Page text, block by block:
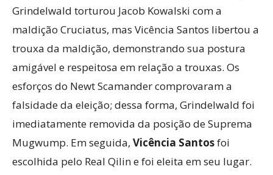
Grindelwald torturou Jacob Kowalski com a
maldição Cruciatus, mas Vicência Santos libertou a
trouxa da maldição, demonstrando sua postura
amigável e respeitosa em relação a trouxas. Os
esforços do Newt Scamander comprovaram a
falsidade da eleição; dessa forma, Grindelwald foi
imediatamente removida da posição de Suprema
Mugwump. Em seguida, Vicência Santosfoi
escolhida pelo Real Qilin e foi eleita em seu lugar.